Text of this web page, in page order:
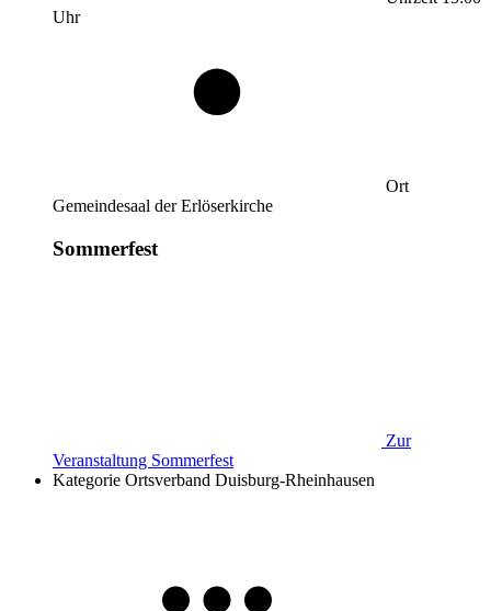
Uhr
Ort
Gemeindesaal der Erlöserkirche
Sommerfest
Zur
Veranstaltung Sommerfest
Kategorie Ortsverband Duisburg-Rheinhausen